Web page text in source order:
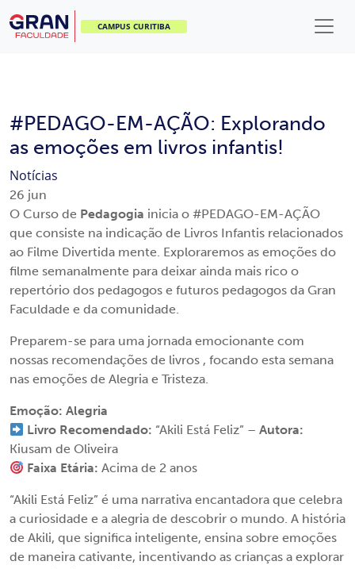
CAMPUS CURITIBA
#PEDAGO-EM-AÇÃO: Explorando
as emoções em livros infantis!
Notícias
26 jun
O Curso de Pedagogia inicia o #PEDAGO-EM-AÇÃO
que consiste na indicação de Livros Infantis relacionados
ao Filme Divertida mente. Exploraremos as emoções do
filme semanalmente para deixar ainda mais rico o
repertório dos pedagogos e futuros pedagogos da Gran
Faculdade e da comunidade.
Preparem-se para uma jornada emocionante com
nossas recomendações de livros , focando esta semana
nas emoções de Alegria e Tristeza.
Emoção: Alegria
Livro Recomendado: “Akili Está Feliz” –Autora:
Kiusam de Oliveira
Faixa Etária:Acima de 2 anos
“Akili Está Feliz” é uma narrativa encantadora que celebra
a curiosidade e a alegria de descobrir o mundo. A história
de Akili, que significa inteligente, ensina sobre emoções
de maneira cativante, incentivando as crianças a explorar